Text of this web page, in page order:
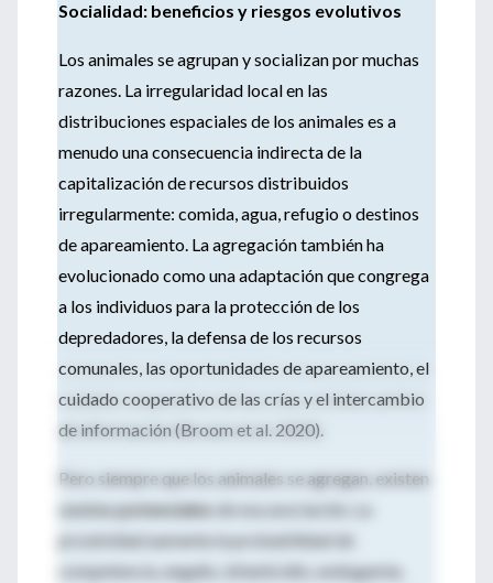
Socialidad: beneficios y riesgos evolutivos
Los animales se agrupan y socializan por muchas
razones. La irregularidad local en las
distribuciones espaciales de los animales es a
menudo una consecuencia indirecta de la
capitalización de recursos distribuidos
irregularmente: comida, agua, refugio o destinos
de apareamiento. La agregación también ha
evolucionado como una adaptación que congrega
a los individuos para la protección de los
depredadores, la defensa de los recursos
comunales, las oportunidades de apareamiento, el
cuidado cooperativo de las crías y el intercambio
de información (Broom et al. 2020).
Pero siempre que los animales se agregan, existen
costos potencialesde esa asociación. La
proximidad aumenta la probabilidad de
competencia, engaño, infanticidio, endogamia,